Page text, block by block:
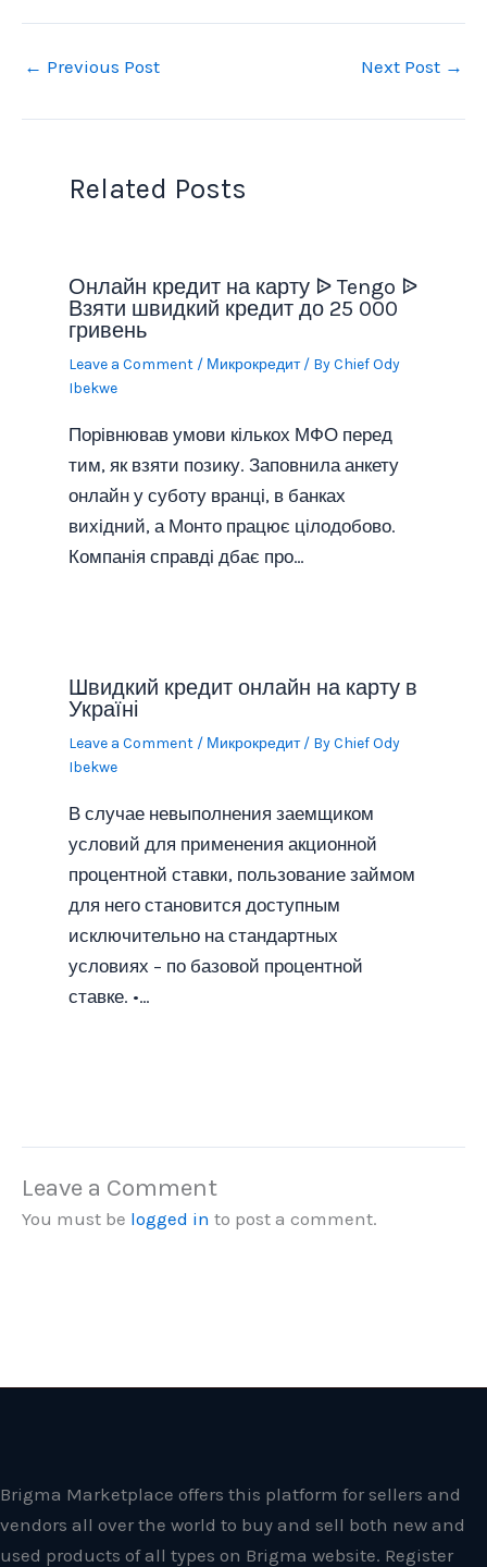
← Previous Post Next Post →
Related Posts
Онлайн кредит на карту ᐉ Tengo ᐉ
Взяти швидкий кредит до 25 000
гривень
Leave a Comment / Микрокредит/ ByChief Ody
Ibekwe
Порівнював умови кількох МФО перед
тим, як взяти позику. Заповнила анкету
онлайн у суботу вранці, в банках
вихідний, а Монто працює цілодобово.
Компанія справді дбає про…
Швидкий кредит онлайн на карту в
Україні
Leave a Comment / Микрокредит/ ByChief Ody
Ibekwe
В случае невыполнения заемщиком
условий для применения акционной
процентной ставки, пользование займом
для него становится доступным
исключительно на стандартных
условиях – по базовой процентной
ставке. •…
Leave a Comment
You must be logged in to post a comment.
Brigma Marketplace offers this platform for sellers and
vendors all over the world to buy and sell both new and
used products of all types on Brigma website. Register